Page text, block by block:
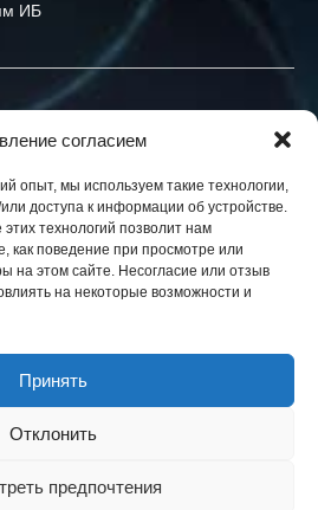
согласием
опыт, мы используем такие технологии,
доступа к информации об устройстве.
технологий позволит нам
как поведение при просмотре или
на этом сайте. Несогласие или отзыв
на некоторые возможности и
Принять
Отклонить
предпочтения
ИБ
Postei str., nr. 3, ap. 1
и США. Контракты в вашей